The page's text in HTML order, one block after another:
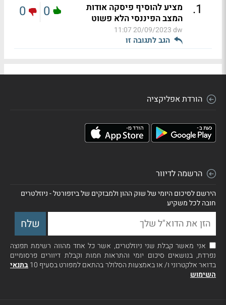
1
.
מציע להוסיף פיסקה אודות
המצב הפיננסי הלא פשוט
dw
20/09/2023 11:07
הגב לתגובה זו
0
0
הורדת אפליקציה
הרשמה לדיוור
הירשם לסיכום היומי של שוק ההון ולמבזקים של ביזפורטל - ניוזלטרים
חובה לכל משקיע
אני מאשר קבלת שני ניוזלטרים, אשר כל אחד מהווה רשימת תפוצה
נפרדת, בנושאים סיכום יומי והתראות חמות וקבלת דיוורים פרסומיים
בדואר אלקטרוני ו/ או באמצעות הסלולר בהתאם למפורט בסעיף 10
בתנאי
השימוש